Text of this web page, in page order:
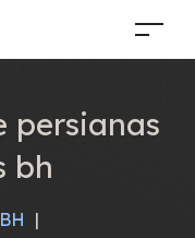
persianas
bh
|